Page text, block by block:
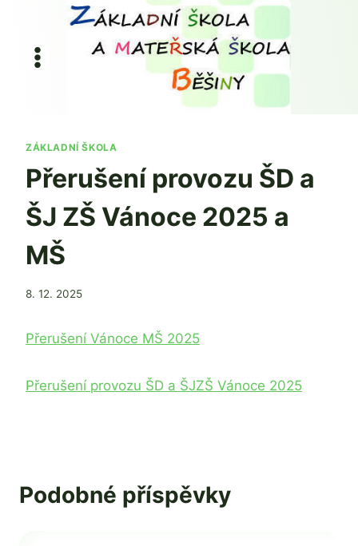
obsah
ZÁKLADNÍ ŠKOLA
Přerušení provozu ŠD a
ŠJ ZŠ Vánoce 2025 a
MŠ
Od
8. 12. 2025
Přerušení Vánoce MŠ 2025
Přerušení provozu ŠD a ŠJZŠ Vánoce 2025
Podobné příspěvky